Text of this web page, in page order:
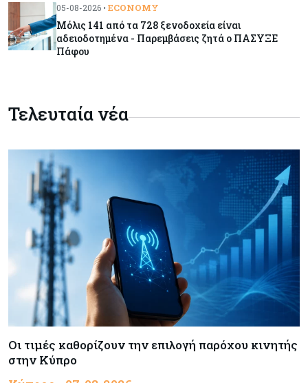
καθημερινότητας μέσω οδικών έργων και
συγκοινωνιών
Γιατί το Bitcoin διχάζει αναλυτές και αγορά
Ελλάδα 07-08-2026
Καλπάζουν τα Airbnb στην Ελλάδα - Σχεδόν
sold out τα νησιά
Εμπορεύματα 07-08-2026
Goldman Sachs: Το Brent θα κυμανθεί στα $80-
90/βαρέλι μέχρι να υπάρξουν εξελίξεις στη
Μέση Ανατολή
Κόσμος
05-08-2026 • ECONOMY
Μόλις 141 από τα 728 ξενοδοχεία είναι
αδειοδοτημένα - Παρεμβάσεις ζητά ο ΠΑΣΥΞΕ
Πάφου
Τελευταία νέα
Οι τιμές καθορίζουν την επιλογή παρόχου κινητής
στην Κύπρο